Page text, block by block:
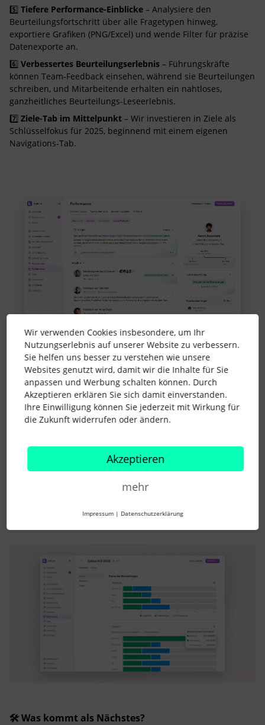
5️⃣ Tiefere Performance-Einblicke – Analysiere den
Beurteilungsfortschritt über alle Fragetypen hinweg,
exportiere Grafiken (PNG/Excel) und wende Filter für präzise
Datenexporte an.
6️⃣ Verbessertes Beurteilungserlebnis – Führungskräfte
können Team-Feedback einsehen, während sie Beurteilungen
schreiben, und Mitarbeitende erhalten ein nahtloses,
ganzheitliches Beurteilungs-Leseerlebnis.
7️⃣ Ziele-Tab im Mittelpunkt – Wir investieren in Ziele als
Schlüsselfokus für 2025, beginnend mit einem eigenen
Navigations-Tab.
💡 Warum diese Änderungen wichtig sind
Diese Updates sollen das Performance-Management
intuitiver und effizienter gestalten und Dir ermöglichen:
- Führungskräfte beim Verfassen fairer, objektiver
Rückmeldungen zu unterstützen.
- Mitarbeitende zu befähigen, ihre Entwicklung selbst in die
- Strategische, datengestützte Talentgespräche zu führen.
🛠️ Was kommt als Nächstes?
Wir verwenden Cookies insbesondere, um Ihr
Nutzungserlebnis auf unserer Website zu verbessern.
Sie helfen uns besser zu verstehen wie unsere
Websites genutzt wird, damit wir die Inhalte für Sie
anpassen und Werbung schalten können. Durch
Akzeptieren erklären Sie sich damit einverstanden.
Ihre Einwilligung können Sie jederzeit mit Wirkung für
die Zukunft widerrufen oder ändern.
Akzeptieren
mehr
Impressum | Datenschutzerklärung